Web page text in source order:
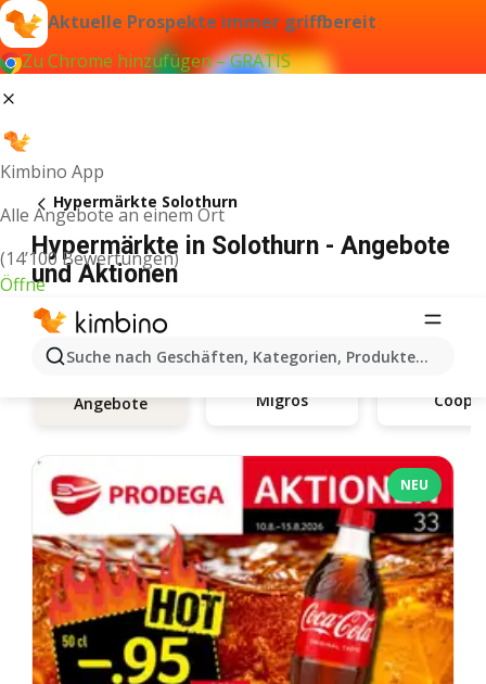
Aktuelle Prospekte immer griffbereit
Zu Chrome hinzufügen – GRATIS
Kimbino App
Alle Angebote an einem Ort
(14’100 Bewertungen)
Öffne
Suche nach Geschäften, Kategorien, Produkten...
Hypermärkte Solothurn
Hypermärkte in Solothurn - Angebote
und Aktionen
Angebote Migros Coop
NEU